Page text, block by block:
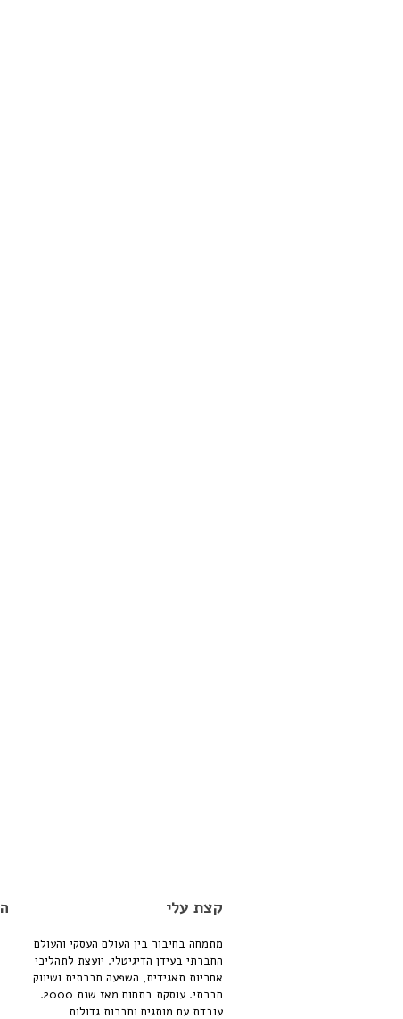
קצת עלי
מתמחה בחיבור בין העולם העסקי והעולם
החברתי בעידן הדיגיטלי. יועצת לתהליכי
אחריות תאגידית, השפעה חברתית ושיווק
חברתי. עוסקת בתחום מאז שנת 2000.
עובדת עם מותגים וחברות גדולות